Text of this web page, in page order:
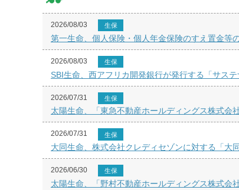
2026/08/03 生保
第一生命、個人保険・個人年金保険のすえ置金等
2026/08/03 生保
SBI生命、西アフリカ開発銀行が発行する「サス
2026/07/31 生保
太陽生命、「東急不動産ホールディングス株式会
2026/07/31 生保
大同生命、株式会社クレディセゾンに対する「大
2026/06/30 生保
太陽生命、「野村不動産ホールディングス株式会